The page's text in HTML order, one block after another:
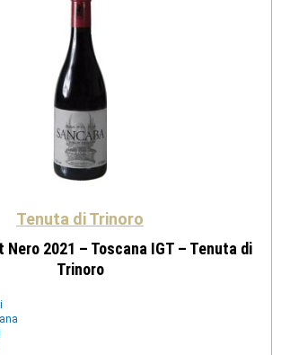
Tenuta di Trinoro
Nero 2021 – Toscana IGT – Tenuta di
Trinoro